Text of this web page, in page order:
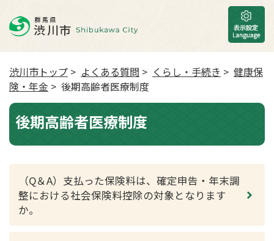
渋川市トップ > よくある質問 > くらし・手続き > 健康保
険・年金 > 後期高齢者医療制度
後期高齢者医療制度
（Q＆A）支払った保険料は、確定申告・年末調
整における社会保険料控除の対象となります
か。